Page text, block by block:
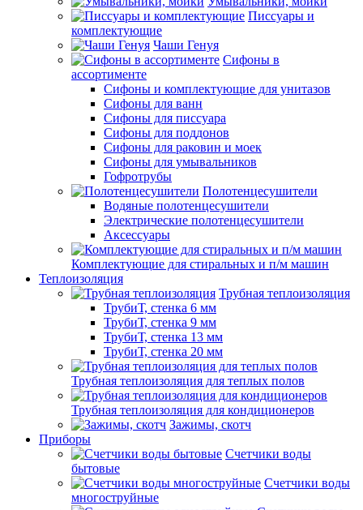
Писсуары и
комплектующие
Чаши Генуя
Сифоны в
ассортименте
Сифоны и комплектующие для унитазов
Сифоны для ванн
Сифоны для писсуара
Сифоны для поддонов
Сифоны для раковин и моек
Сифоны для умывальников
Гофротрубы
Полотенцесушители
Водяные полотенцесушители
Электрические полотенцесушители
Аксессуары
Комплектующие для стиральных и п/м машин
Теплоизоляция
Трубная теплоизоляция
ТрубиТ, стенка 6 мм
ТрубиТ, стенка 9 мм
ТрубиТ, стенка 13 мм
ТрубиТ, стенка 20 мм
Трубная теплоизоляция для теплых полов
Трубная теплоизоляция для кондиционеров
Зажимы, скотч
Приборы
Счетчики воды
бытовые
Счетчики воды
многоструйные